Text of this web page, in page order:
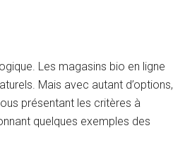
Les magasins bio en ligne
Mais avec autant d’options,
présentant les critères à
quelques exemples des